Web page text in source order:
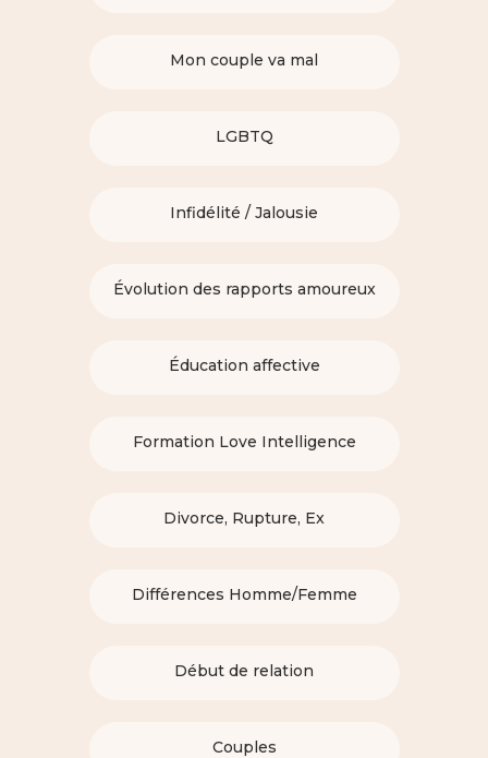
Mon couple va mal
LGBTQ
Infidélité / Jalousie
Évolution des rapports amoureux
Éducation affective
Formation Love Intelligence
Divorce, Rupture, Ex
Différences Homme/Femme
Début de relation
Couples